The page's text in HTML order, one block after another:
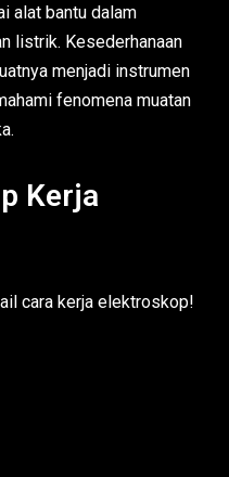
alat bantu dalam
listrik. Kesederhanaan
menjadi instrumen
fenomena muatan
Kerja
cara kerja elektroskop!